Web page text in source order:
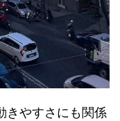
きやすさにも関係